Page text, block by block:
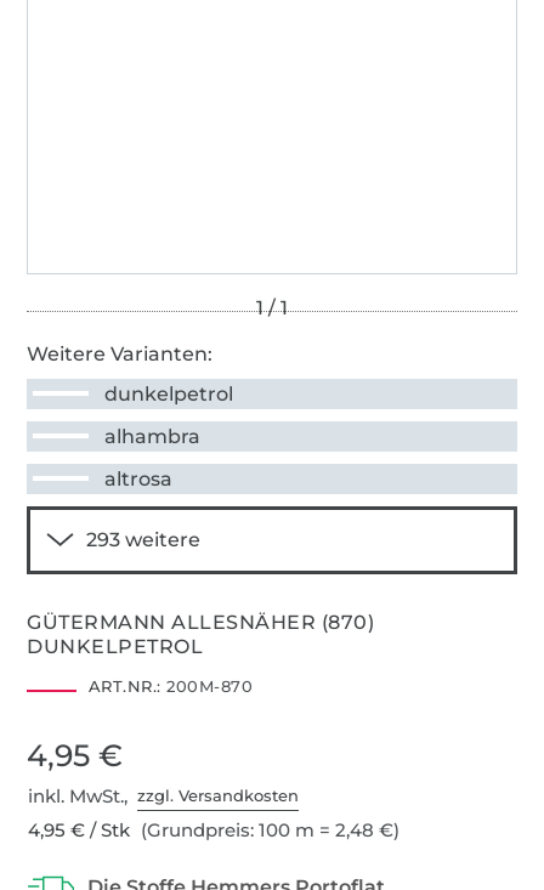
Weitere Varianten:
dunkelpetrol
alhambra
altrosa
GÜTERMANN ALLESNÄHER (870)
DUNKELPETROL
ART.NR.: 200M-870
4,95 €
inkl. MwSt.,zzgl. Versandkosten
4,95 € / Stk (Grundpreis: 100 m = 2,48 €)